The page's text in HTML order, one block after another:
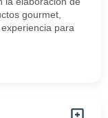
gourmet,
para